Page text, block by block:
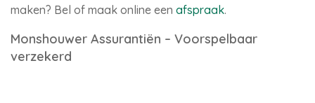
maken? Bel of maak online een afspraak.
Monshouwer Assurantiën – Voorspelbaar
verzekerd